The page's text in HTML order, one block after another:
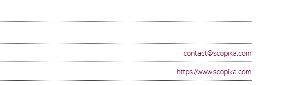
contact@scopika.com
https://www.scopika.com